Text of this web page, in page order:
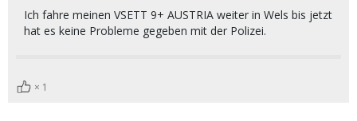
Ich fahre meinen VSETT 9+ AUSTRIA weiter in Wels bis jetzt
hat es keine Probleme gegeben mit der Polizei.
1